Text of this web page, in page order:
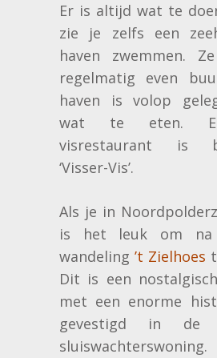
Er is altijd wat te
zie je zelfs een
haven zwemmen.
regelmatig even
haven is volop
wat te eten.
visrestaurant is
‘Visser-Vis’.
Als je in
is het leuk om na
wandeling ’t Zielhoes
Dit is een
met een enorme
gevestigd in de